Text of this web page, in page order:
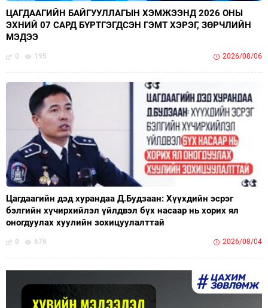
ЦАГДААГИЙН БАЙГУУЛЛАГЫН ХЭМЖЭЭНД 2026 ОНЫ
ЭХНИЙ 07 САРД БҮРТГЭГДСЭН ГЭМТ ХЭРЭГ, ЗӨРЧЛИЙН
МЭДЭЭ
0 195 2026/08/06
Цагдаагийн дэд хурандаа Д.Будзаан: Хүүхдийн эсрэг
бэлгийн хүчирхийлэл үйлдвэл бүх насаар нь хорих ял
оногдуулах хуулийн зохицуулалттай
0 676 2026/08/04